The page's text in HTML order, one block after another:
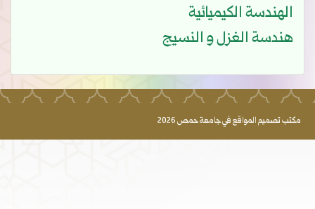
الهندسة الكيميائية
هندسة الغزل و النسيج
مكتب تصميم المواقع في جامعة حمص 2026